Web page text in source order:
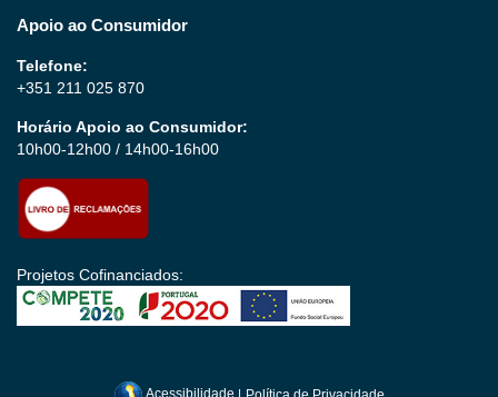
Apoio ao Consumidor
Telefone:
+351 211 025 870
Horário Apoio ao Consumidor:
10h00-12h00 / 14h00-16h00
Projetos Cofinanciados: